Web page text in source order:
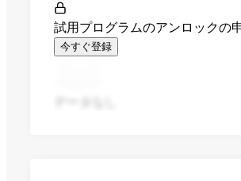
試用プログラムのアンロックの
今すぐ登録